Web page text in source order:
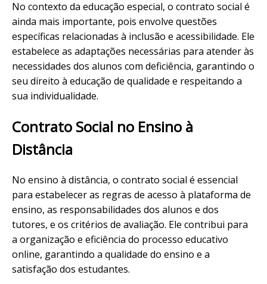
No contexto da educação especial, o contrato social é
ainda mais importante, pois envolve questões
específicas relacionadas à inclusão e acessibilidade. Ele
estabelece as adaptações necessárias para atender às
necessidades dos alunos com deficiência, garantindo o
seu direito à educação de qualidade e respeitando a
sua individualidade.
Contrato Social no Ensino à
Distância
No ensino à distância, o contrato social é essencial
para estabelecer as regras de acesso à plataforma de
ensino, as responsabilidades dos alunos e dos
tutores, e os critérios de avaliação. Ele contribui para
a organização e eficiência do processo educativo
online, garantindo a qualidade do ensino e a
satisfação dos estudantes.